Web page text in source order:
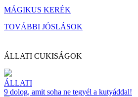
MÁGIKUS KERÉK
TOVÁBBI JÓSLÁSOK
ÁLLATI CUKISÁGOK
ÁLLATI
9 dolog, amit soha ne tegyél a kutyáddal!